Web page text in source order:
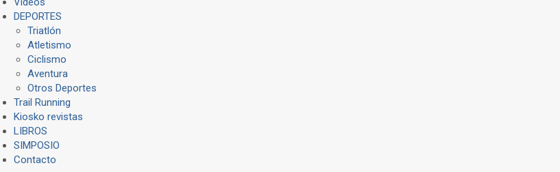
DEPORTES
Triatlón
Atletismo
Ciclismo
Aventura
Otros Deportes
Trail Running
Kiosko revistas
LIBROS
SIMPOSIO
Contacto